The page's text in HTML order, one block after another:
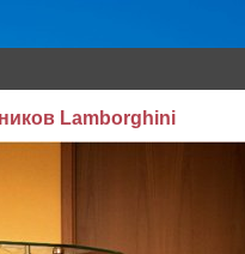
Lamborghini